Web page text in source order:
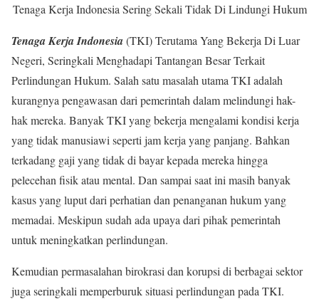
Tenaga Kerja Indonesia Sering Sekali Tidak Di Lindungi Hukum
Tenaga Kerja Indonesia(TKI) Terutama Yang Bekerja Di Luar
Negeri, Seringkali Menghadapi Tantangan Besar Terkait
Perlindungan Hukum. Salah satu masalah utama TKI adalah
kurangnya pengawasan dari pemerintah dalam melindungi hak-
hak mereka. Banyak TKI yang bekerja mengalami kondisi kerja
yang tidak manusiawi seperti jam kerja yang panjang. Bahkan
terkadang gaji yang tidak di bayar kepada mereka hingga
pelecehan fisik atau mental. Dan sampai saat ini masih banyak
kasus yang luput dari perhatian dan penanganan hukum yang
memadai. Meskipun sudah ada upaya dari pihak pemerintah
untuk meningkatkan perlindungan.
Kemudian permasalahan birokrasi dan korupsi di berbagai sektor
juga seringkali memperburuk situasi perlindungan pada TKI.